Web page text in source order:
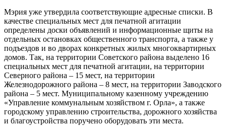
Мэрия уже утвердила соответствующие адресные списки. В
качестве специальных мест для печатной агитации
определены доски объявлений и информационные щиты на
отдельных остановках общественного транспорта, а также у
подъездов и во дворах конкретных жилых многоквартирных
домов. Так, на территории Советского района выделено 16
специальных мест для печатной агитации, на территории
Северного района – 15 мест, на территории
Железнодорожного района – 8 мест, на территории Заводского
района – 5 мест. Муниципальному казенному учреждению
«Управление коммунальным хозяйством г. Орла», а также
городскому управлению строительства, дорожного хозяйства
и благоустройства поручено оборудовать эти места.